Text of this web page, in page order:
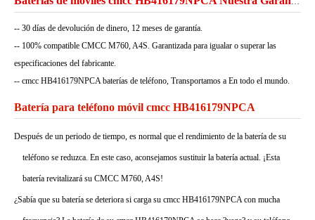
-- 30 días de devolución de dinero, 12 meses de garantía.
-- 100% compatible CMCC M760, A4S. Garantizada para igualar o superar las
especificaciones del fabricante.
-- cmcc HB416179NPCA baterías de teléfono, Transportamos a En todo el mundo.
Batería para teléfono móvil cmcc HB416179NPCA
Después de un periodo de tiempo, es normal que el rendimiento de la batería de su
teléfono se reduzca. En este caso, aconsejamos sustituir la batería actual. ¡Esta
batería revitalizará su CMCC M760, A4S!
¿Sabía que su batería se deteriora si carga su cmcc HB416179NPCA con mucha